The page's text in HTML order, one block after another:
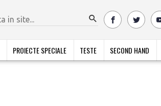
PROIECTE SPECIALE TESTE SECOND HAND